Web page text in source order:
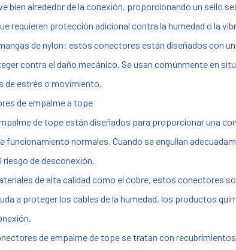
bien alrededor de la conexión, proporcionando un sello
requieren protección adicional contra la humedad o la
de nylon: estos conectores están diseñados con
contra el daño mecánico. Se usan comúnmente en
de estrés o movimiento.
de empalme a tope
de tope están diseñados para proporcionar una
normales. Cuando se engullan
riesgo de desconexión.
de alta calidad como el cobre, estos conectores
a proteger los cables de la humedad, los productos
de empalme de tope se tratan con